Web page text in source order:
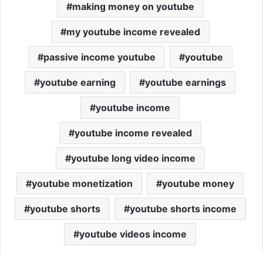
making money on youtube
my youtube income revealed
passive income youtube youtube
youtube earning youtube earnings
youtube income
youtube income revealed
youtube long video income
youtube monetization youtube money
youtube shorts youtube shorts income
youtube videos income